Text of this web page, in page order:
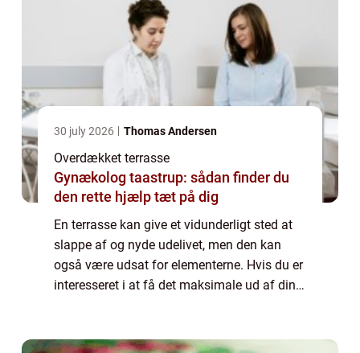
30 july 2026 Thomas Andersen
Overdækket terrasse
Gynækolog taastrup: sådan finder du
den rette hjælp tæt på dig
En terrasse kan give et vidunderligt sted at
slappe af og nyde udelivet, men den kan
også være udsat for elementerne. Hvis du er
interesseret i at få det maksimale ud af din